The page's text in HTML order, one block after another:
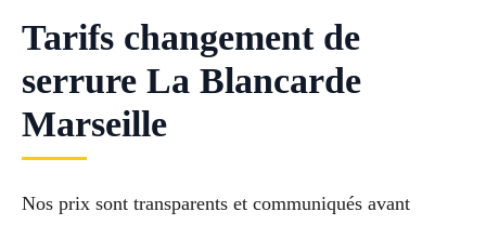
Tarifs changement de
serrure La Blancarde
Marseille
Nos prix sont transparents et communiqués avant